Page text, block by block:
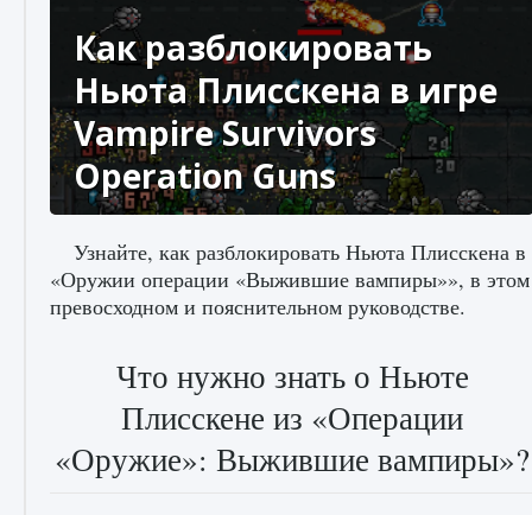
Как разблокировать
Ньюта Плисскена в игре
Vampire Survivors
Operation Guns
Узнайте, как разблокировать Ньюта Плисскена в
«Оружии операции «Выжившие вампиры»», в этом
превосходном и пояснительном руководстве.
Что нужно знать о Ньюте
Плисскене из «Операции
«Оружие»: Выжившие вампиры»?